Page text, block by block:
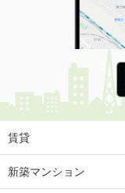
賃貸
新築マンション